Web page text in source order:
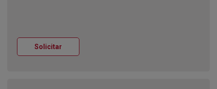
Solicitar